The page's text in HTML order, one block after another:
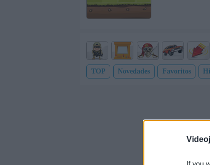
If you
TOP Novedades Favoritos